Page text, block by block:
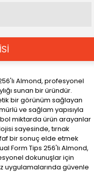
Almond, profesyonel
sunan bir üründür.
bir görünüm sağlayan
ve sağlam yapısıyla
miktarda ürün arayanlar
sayesinde, tırnak
bir sonuç elde etmek
Form Tips 256'lı Almond,
dokunuşlar için
uygulamalarında güvenle